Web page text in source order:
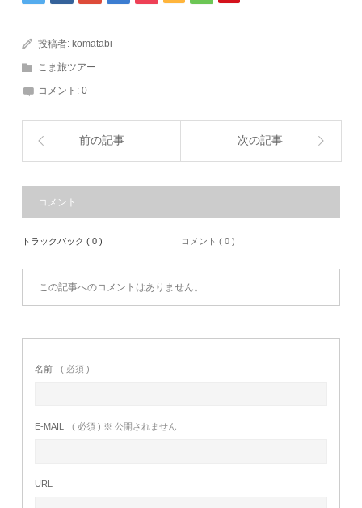
投稿者: komatabi
こま旅ツアー
コメント:0
前の記事 次の記事
コメント
トラックバック ( 0 ) コメント ( 0 )
この記事へのコメントはありません。
名前 ( 必須 )
E-MAIL ( 必須 ) ※ 公開されません
URL